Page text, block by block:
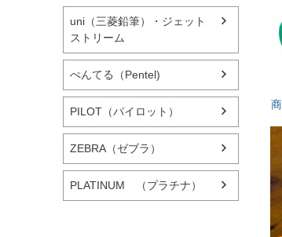
uni（三菱鉛筆）・ジェット
ストリーム
ぺんてる（Pentel)
PILOT（パイロット）
ZEBRA（ゼブラ）
PLATINUM （プラチナ）